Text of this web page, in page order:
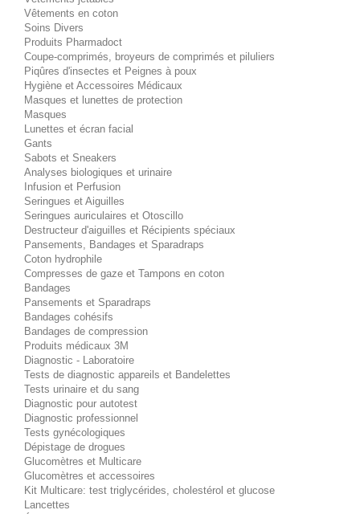
Vêtements en coton
Soins Divers
Produits Pharmadoct
Coupe-comprimés, broyeurs de comprimés et piluliers
Piqûres d'insectes et Peignes à poux
Hygiène et Accessoires Médicaux
Masques et lunettes de protection
Masques
Lunettes et écran facial
Gants
Sabots et Sneakers
Analyses biologiques et urinaire
Infusion et Perfusion
Seringues et Aiguilles
Seringues auriculaires et Otoscillo
Destructeur d'aiguilles et Récipients spéciaux
Pansements, Bandages et Sparadraps
Coton hydrophile
Compresses de gaze et Tampons en coton
Bandages
Pansements et Sparadraps
Bandages cohésifs
Bandages de compression
Produits médicaux 3M
Diagnostic - Laboratoire
Tests de diagnostic appareils et Bandelettes
Tests urinaire et du sang
Diagnostic pour autotest
Diagnostic professionnel
Tests gynécologiques
Dépistage de drogues
Glucomètres et Multicare
Glucomètres et accessoires
Kit Multicare: test triglycérides, cholestérol et glucose
Lancettes